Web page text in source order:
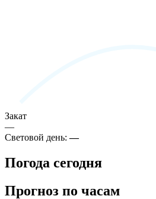
Закат
—
Световой день:—
Погода сегодня
Прогноз по часам